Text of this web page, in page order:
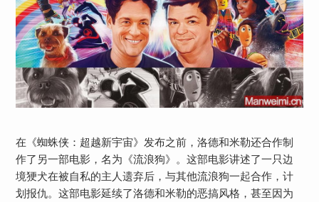
在《蜘蛛侠：超越新宇宙》发布之前，洛德和米勒还合作制
作了另一部电影，名为《流浪狗》。这部电影讲述了一只边
境㹴犬在被自私的主人遗弃后，与其他流浪狗一起合作，计
划报仇。这部电影延续了洛德和米勒的恶搞风格，甚至因为